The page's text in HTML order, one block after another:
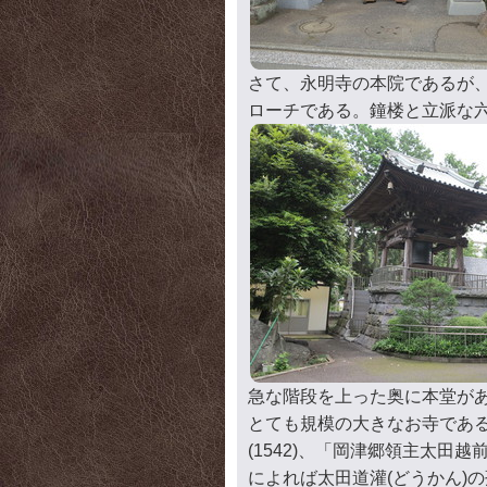
さて、永明寺の本院であるが
ローチである。鐘楼と立派な
急な階段を上った奥に本堂が
とても規模の大きなお寺であ
(1542)、「岡津郷領主太田越
によれば太田道灌(どうかん)